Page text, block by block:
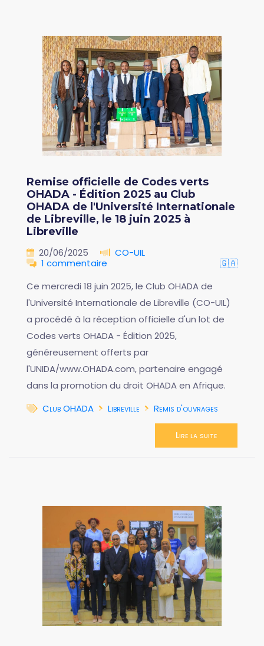
Remise officielle de Codes verts
OHADA - Édition 2025 au Club
OHADA de l'Université Internationale
de Libreville, le 18 juin 2025 à
Libreville
20/06/2025
CO-UIL
1 commentaire
🇬🇦
Ce mercredi 18 juin 2025, le Club OHADA de
l'Université Internationale de Libreville (CO-UIL)
a procédé à la réception officielle d'un lot de
Codes verts OHADA - Édition 2025,
généreusement offerts par
l'UNIDA/www.OHADA.com, partenaire engagé
dans la promotion du droit OHADA en Afrique.
Club OHADA
Libreville Remis d'ouvrages
Lire la suite